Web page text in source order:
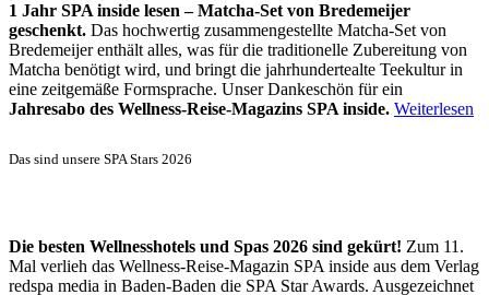
1 Jahr SPA inside lesen – Matcha-Set von Bredemeijer
geschenkt. Das hochwertig zusammengestellte Matcha-Set von
Bredemeijer enthält alles, was für die traditionelle Zubereitung von
Matcha benötigt wird, und bringt die jahrhundertealte Teekultur in
eine zeitgemäße Formsprache. Unser Dankeschön für ein
Jahresabo des Wellness-Reise-Magazins SPA inside. Weiterlesen
Das sind unsere SPA Stars 2026
Die besten Wellnesshotels und Spas 2026 sind gekürt! Zum 11.
Mal verlieh das Wellness-Reise-Magazin SPA inside aus dem Verlag
redspa media in Baden-Baden die SPA Star Awards. Ausgezeichnet